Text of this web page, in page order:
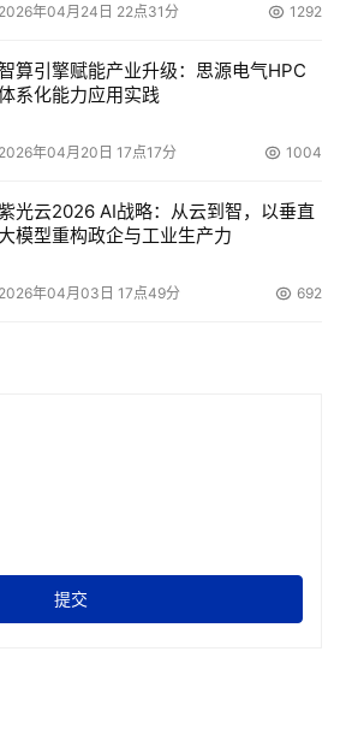
识所需花费尚未公开，不过新浪科
日）
之翔龙计划
集团在北京召开了记者招待会，
的是关键行业突破，龙潜的目的是做
上会建立策略联盟部。会专门研究客
谈到了就不多说了。还有一个是行业
起来做目标行业研讨会，会共享浪潮
供这方面的支持。06年我们会面向
2026年04月24日 22点31分 1292
算引擎赋能产业升级：思源电气HPC
系化能力应用实践
2026年04月20日 17点17分 1004
光云2026 AI战略：从云到智，以垂直
大模型重构政企与工业生产力
2026年04月03日 17点49分 692
提交